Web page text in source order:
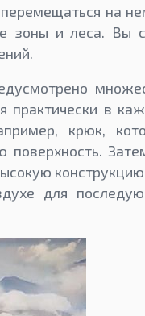
на
зоны и леса. Вы
практически в
крюк,
поверхность.
для